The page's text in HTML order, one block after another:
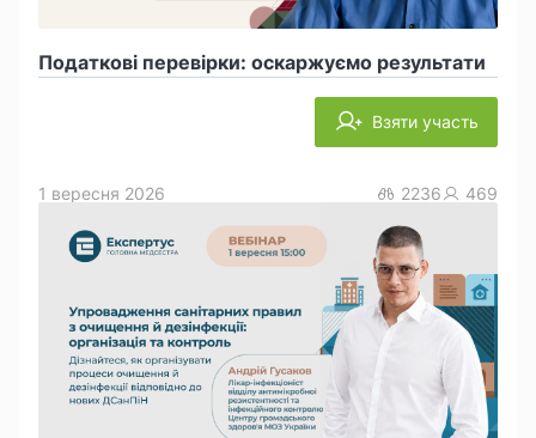
Податкові перевірки: оскаржуємо результати
Взяти участь
1 вересня 2026 2236 469